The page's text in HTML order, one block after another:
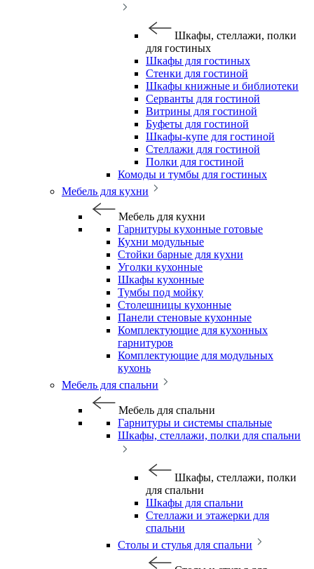
Шкафы, стеллажи, полки
для гостиных
Шкафы для гостиных
Стенки для гостиной
Шкафы книжные и библиотеки
Серванты для гостиной
Витрины для гостиной
Буфеты для гостиной
Шкафы-купе для гостиной
Стеллажи для гостиной
Полки для гостиной
Комоды и тумбы для гостиных
Мебель для кухни
Мебель для кухни
Гарнитуры кухонные готовые
Кухни модульные
Стойки барные для кухни
Уголки кухонные
Шкафы кухонные
Тумбы под мойку
Столешницы кухонные
Панели стеновые кухонные
Комплектующие для кухонных
гарнитуров
Комплектующие для модульных
кухонь
Мебель для спальни
Мебель для спальни
Гарнитуры и системы спальные
Шкафы, стеллажи, полки для спальни
Шкафы, стеллажи, полки
для спальни
Шкафы для спальни
Стеллажи и этажерки для
спальни
Столы и стулья для спальни